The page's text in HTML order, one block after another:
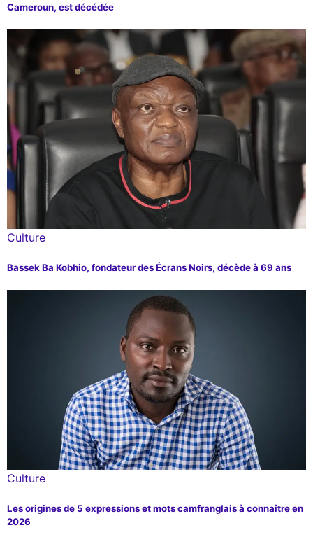
Cameroun, est décédée
Culture
Bassek Ba Kobhio, fondateur des Écrans Noirs, décède à 69 ans
Culture
Les origines de 5 expressions et mots camfranglais à connaître en
2026